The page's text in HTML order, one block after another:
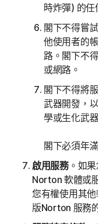
時炸彈) 的任何
閣下不得嘗試
他使用者的帳
路。閣下不得
或網路。
閣下不得將服
武器開發，以
學或生化武器。
閣下必須年滿
啟用服務。如果
Norton 軟體或服
您有權使用其他
版Norton 服務的